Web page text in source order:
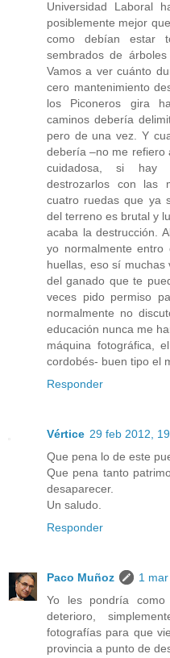
Universidad Laboral
posiblemente mejor
como debían estar
sembrados de
Vamos a ver cuánto
cero mantenimiento
los Piconeros gira
caminos debería
pero de una vez. Y
debería –no me refiero
cuidadosa, si hay
destrozarlos con las
cuatro ruedas que ya
del terreno es brutal y
acaba la destrucción.
yo normalmente
huellas, eso sí muchas
del ganado que te
veces pido permiso
normalmente no
educación nunca me
máquina fotográfica,
cordobés- buen tipo el
Responder
Vértice 29 feb 2012,
Que pena lo de este
Que pena tanto
desaparecer.
Un saludo.
Responder
Paco Muñoz
1
Yo les pondría
deterioro,
fotografías para que
provincia a punto de